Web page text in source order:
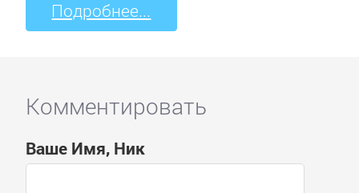
Подробнее...
Комментировать
Ваше Имя, Ник